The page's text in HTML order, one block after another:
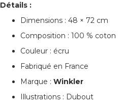
Détails :
Dimensions : 48 × 72 cm
Composition : 100 % coton
Couleur : écru
Fabriqué en France
Marque : Winkler
Illustrations : Dubout